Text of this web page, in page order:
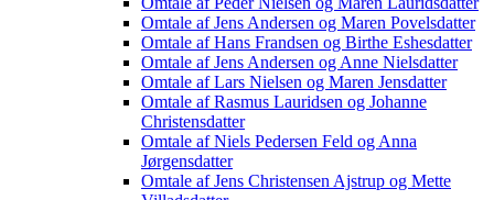
Omtale af Jens Andersen og Maren Povelsdatter
Omtale af Hans Frandsen og Birthe Eshesdatter
Omtale af Jens Andersen og Anne Nielsdatter
Omtale af Lars Nielsen og Maren Jensdatter
Omtale af Rasmus Lauridsen og Johanne
Christensdatter
Omtale af Niels Pedersen Feld og Anna
Jørgensdatter
Omtale af Jens Christensen Ajstrup og Mette